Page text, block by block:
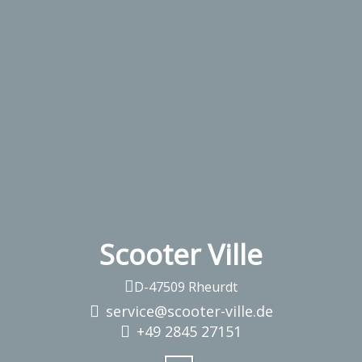
Scooter Ville
D-47509 Rheurdt
service@scooter-ville.de
+49 2845 27151